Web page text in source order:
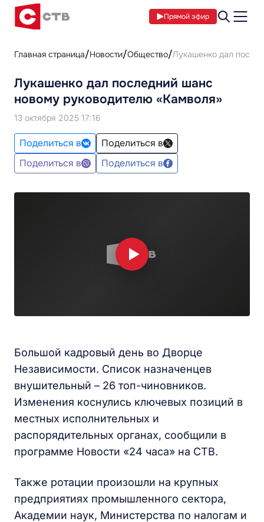
Прямой эфир
Главная страница Новости Общество Лукашенко дал
Лукашенко дал последний шанс
новому руководителю «Камволя»
13 октября 2025 17:16
Поделиться в
Поделиться в
Поделиться в
Поделиться в
Большой кадровый день во Дворце
Независимости. Список назначенцев
внушительный – 26 топ-чиновников.
Изменения коснулись ключевых позиций в
местных исполнительных и
распорядительных органах, сообщили в
программе Новости «24 часа» на СТВ.
Также ротации произошли на крупных
предприятиях промышленного сектора,
Академии наук, Министерства по налогам и